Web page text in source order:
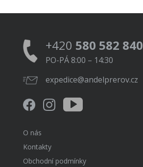
+420 580 582 840
PO-PÁ 8:00 – 14:30
expedice@andelprerov.cz
O nás
Kontakty
Obchodní podmínky